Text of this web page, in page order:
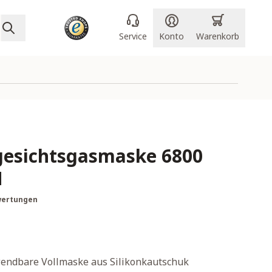
Service Konto Warenkorb
6800
Vollmaske aus Silikonkautschuk